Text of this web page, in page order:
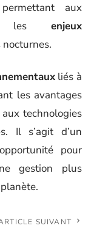
aux
les enjeux
nocturnes.
liés à
les avantages
technologies
Il s’agit d’un
pour
gestion plus
SUIVANT